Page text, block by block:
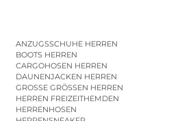
ANZUGSSCHUHE HERREN
BOOTS HERREN
CARGOHOSEN HERREN
DAUNENJACKEN HERREN
GROSSE GRÖSSEN HERREN
HERREN FREIZEITHEMDEN
HERRENHOSEN